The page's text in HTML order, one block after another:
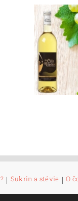
| Sukrin a stévie | O